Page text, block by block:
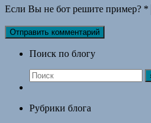
Если Вы не бот решите пример? *
Поиск по блогу
Рубрики блога